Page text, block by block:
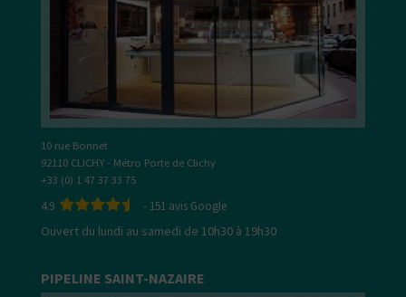
10 rue Bonnet
92110 CLICHY - Métro Porte de Clichy
+33 (0) 1 47 37 33 75
4.9 - 151 avis Google
Ouvert du lundi au samedi de 10h30 à 19h30
PIPELINE SAINT-NAZAIRE